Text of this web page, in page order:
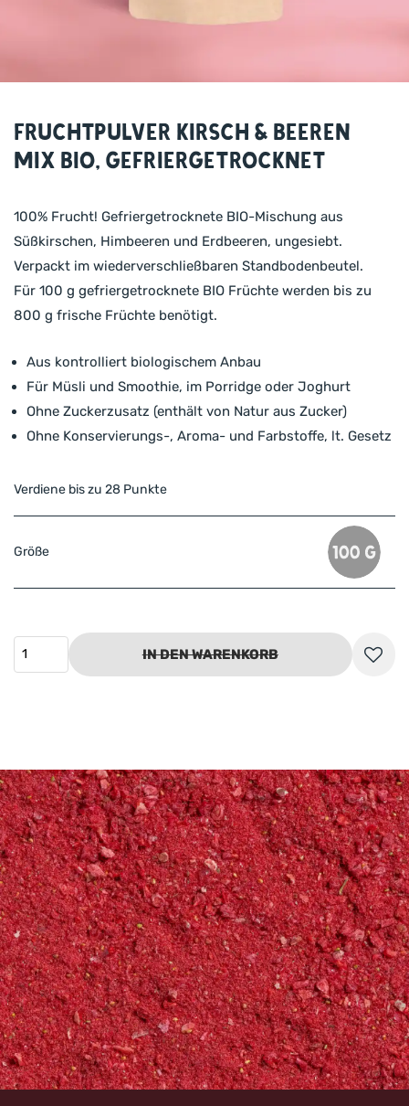
Fruchtpulver Kirsch & Beeren
Mix BIO, gefriergetrocknet
100% Frucht! Gefriergetrocknete BIO-Mischung aus
Süßkirschen, Himbeeren und Erdbeeren, ungesiebt.
Verpackt im wiederverschließbaren Standbodenbeutel.
Für 100 g gefriergetrocknete BIO Früchte werden bis zu
800 g frische Früchte benötigt.
Aus kontrolliert biologischem Anbau
Für Müsli und Smoothie, im Porridge oder Joghurt
Ohne Zuckerzusatz (enthält von Natur aus Zucker)
Ohne Konservierungs-, Aroma- und Farbstoffe, lt. Gesetz
Verdiene bis zu 28 Punkte
Größe
IN DEN WARENKORB